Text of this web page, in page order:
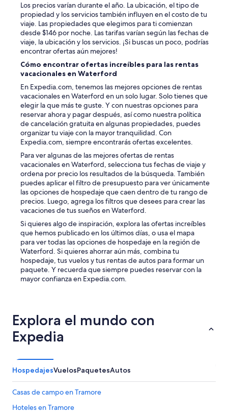
Los precios varían durante el año. La ubicación, el tipo de
propiedad y los servicios también influyen en el costo de tu
viaje. Las propiedades que elegimos para ti comienzan
desde $146 por noche. Las tarifas varían según las fechas de
viaje, la ubicación y los servicios. ¡Si buscas un poco, podrías
encontrar ofertas aún mejores!
Cómo encontrar ofertas increíbles para las rentas
vacacionales en Waterford
En Expedia.com, tenemos las mejores opciones de rentas
vacacionales en Waterford en un solo lugar. Solo tienes que
elegir la que más te guste. Y con nuestras opciones para
reservar ahora y pagar después, así como nuestra política
de cancelación gratuita en algunas propiedades, puedes
organizar tu viaje con la mayor tranquilidad. Con
Expedia.com, siempre encontrarás ofertas excelentes.
Para ver algunas de las mejores ofertas de rentas
vacacionales en Waterford, selecciona tus fechas de viaje y
ordena por precio los resultados de la búsqueda. También
puedes aplicar el filtro de presupuesto para ver únicamente
las opciones de hospedaje que caen dentro de tu rango de
precios. Luego, agrega los filtros que desees para crear las
vacaciones de tus sueños en Waterford.
Si quieres algo de inspiración, explora las ofertas increíbles
que hemos publicado en los últimos días, o usa el mapa
para ver todas las opciones de hospedaje en la región de
Waterford. Si quieres ahorrar aún más, combina tu
hospedaje, tus vuelos y tus rentas de autos para formar un
paquete. Y recuerda que siempre puedes reservar con la
mayor confianza en Expedia.com.
Explora el mundo con
Expedia
HospedajesVuelosPaquetesAutos
Casas de campo en Tramore
Hoteles en Tramore